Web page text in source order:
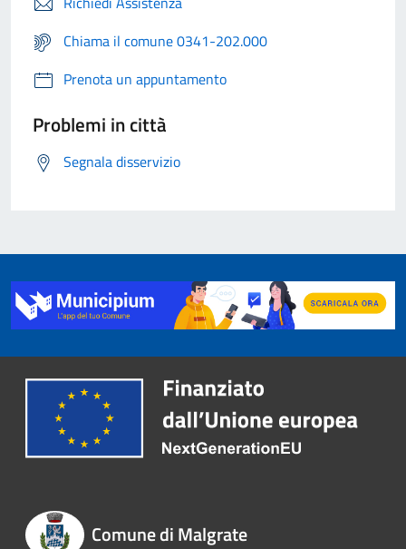
Chiama il comune 0341-202.000
Prenota un appuntamento
Problemi in città
Segnala disservizio
Comune di Malgrate